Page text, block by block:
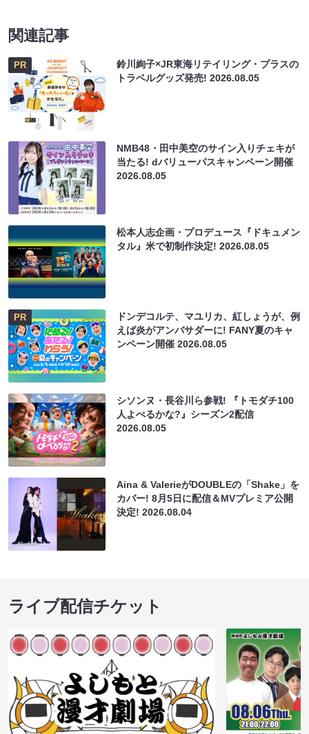
関連記事
PR
鈴川絢子×JR東海リテイリング・プラスの
トラベルグッズ発売!2026.08.05
NMB48・田中美空のサイン入りチェキが
当たる! dバリューパスキャンペーン開催
2026.08.05
松本人志企画・プロデュース『ドキュメン
タル』米で初制作決定!2026.08.05
PR
ドンデコルテ、マユリカ、紅しょうが、例
えば炎がアンバサダーに! FANY夏のキャ
ンペーン開催2026.08.05
シソンヌ・長谷川ら参戦! 『トモダチ100
人よべるかな?』シーズン2配信
2026.08.05
Aina & ValerieがDOUBLEの「Shake」を
カバー! 8月5日に配信＆MVプレミア公開
決定!2026.08.04
ライブ配信チケット